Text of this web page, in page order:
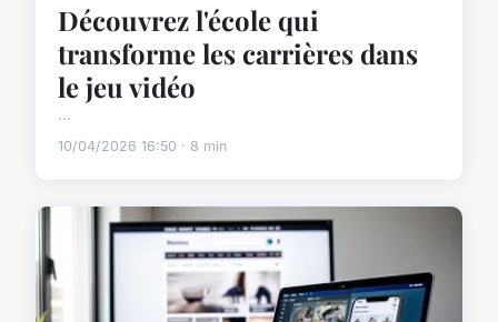
Découvrez l'école qui
transforme les carrières dans
le jeu vidéo
...
10/04/2026 16:50 · 8 min